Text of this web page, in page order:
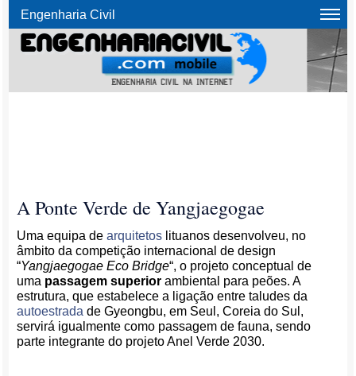
Engenharia Civil
A Ponte Verde de Yangjaegogae
Uma equipa dearquitetos lituanos desenvolveu, no
âmbito da competição internacional de design
“Yangjaegogae Eco Bridge“, o projeto conceptual de
uma passagem superior ambiental para peões. A
estrutura, que estabelece a ligação entre taludes da
autoestrada de Gyeongbu, em Seul, Coreia do Sul,
servirá igualmente como passagem de fauna, sendo
parte integrante do projeto Anel Verde 2030.